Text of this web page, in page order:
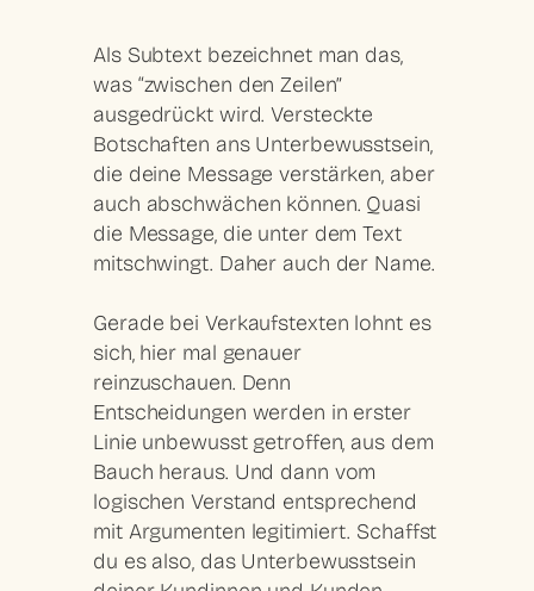
Als Subtext bezeichnet man das,
was “zwischen den Zeilen”
ausgedrückt wird. Versteckte
Botschaften ans Unterbewusstsein,
die deine Message verstärken, aber
auch abschwächen können. Quasi
die Message, die unter dem Text
mitschwingt. Daher auch der Name.
Gerade bei Verkaufstexten lohnt es
sich, hier mal genauer
reinzuschauen. Denn
Entscheidungen werden in erster
Linie unbewusst getroffen, aus dem
Bauch heraus. Und dann vom
logischen Verstand entsprechend
mit Argumenten legitimiert. Schaffst
du es also, das Unterbewusstsein